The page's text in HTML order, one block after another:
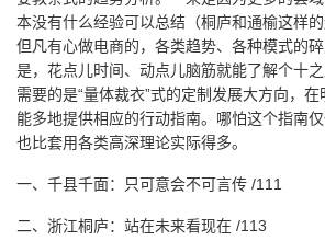
本没有什么经验可以总结（桐庐和通榆这样
但凡有心做电商的，各类趋势、各种模式的
是，花点儿时间、动点儿脑筋就能了解个十
需要的是“量体裁衣”式的定制发展大方向，
能多地提供相应的行动指南。哪怕这个指南仅
也比套用各类高深理论实际得多。
一、千县千面：只可意会不可言传 /111
二、浙江桐庐：站在未来看现在 /113